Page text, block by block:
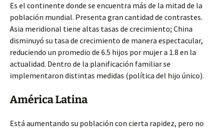
Es el continente donde se encuentra más de la mitad de la
población mundial. Presenta gran cantidad de contrastes.
Asia meridional tiene altas tasas de crecimiento; China
disminuyó su tasa de crecimiento de manera espectacular,
reduciendo un promedio de 6.5 hijos por mujer a 1.8 en la
actualidad. Dentro de la planificación familiar se
implementaron distintas medidas (política del hijo único).
América Latina
Está aumentando su población con cierta rapidez, pero no